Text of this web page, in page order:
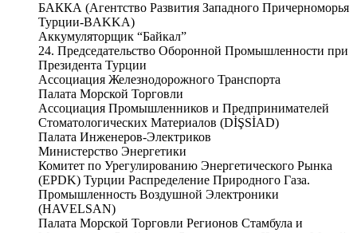
БАККА (Агентство Развития Западного Причерноморья
Турции-BAKKA)
Аккумуляторщик “Байкал”
24. Председательство Оборонной Промышленности при
Президента Турции
Ассоциация Железнодорожного Транспорта
Палата Морской Торговли
Ассоциация Промышленников и Предпринимателей
Стоматологических Материалов (DİŞSİAD)
Палата Инженеров-Электриков
Министерство Энергетики
Комитет по Урегулированию Энергетического Рынка
(EPDK) Турции Распределение Природного Газа.
Промышленность Воздушной Электроники
(HAVELSAN)
Палата Морской Торговли Регионов Стамбула и